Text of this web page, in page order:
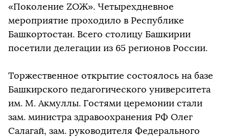
«Поколение ZОЖ». Четырехдневное
мероприятие проходило в Республике
Башкортостан. Всего столицу Башкирии
посетили делегации из 65 регионов России.
Торжественное открытие состоялось на базе
Башкирского педагогического университета
им. М. Акмуллы. Гостями церемонии стали
зам. министра здравоохранения РФ Олег
Салагай, зам. руководителя Федерального